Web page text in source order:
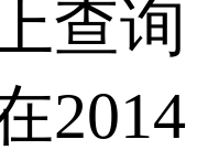
询
2014